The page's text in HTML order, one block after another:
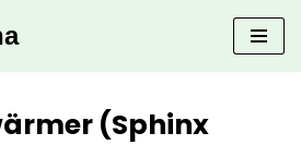
(Sphinx